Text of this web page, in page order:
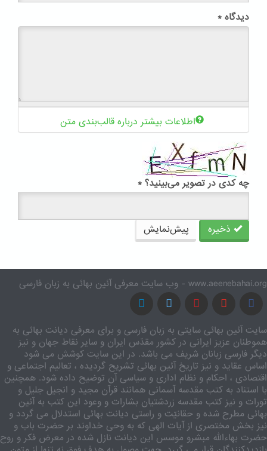
دیدگاه *
اطلاعات بیشتر درباره قالب‌بندی متن
چه کدی در تصویر می‌بینید؟ *
ذخیره پیش‌نمایش
www.aeenebahai.org - وب سایت معرفی آئین بهائی به زبان فارسی
سایت آئین بهائی سایتی به زبان فارسی و برای معرفی دیانت بهائی به
هموطنان عزیز ایرانی در کشور مقدّس ایران و سایر نقاط جهان و نیز
دیگر فارسی زبانان شریف می باشد. در این سایت کوشش می شود
اساس عقاید و نیز تاریخ آئین بهائی تشریح گردیده ، تعالیم اجتماعی و
اقتصادی ، احکام و نظام اداری و سیاسی آن توضیح داده شود. همچنین
با استناد به کتب مقدسه آسمانی همانند قرآن مجید و انجیل جلیل و
تورات و نیز کتب مقدسه زردشتیان بشارات و وعود این کتب به آئین
بهائی مطرح شده و حقانیّت و راستی دیانت بهائی استدلال می گردد و
نیز بخش مختصری از آیات الهی که به وحی خداوند بر حضرت باب و
حضرت بهاءالله مبشرو موسس این دیانت نازل شده در معرض فکر و روح